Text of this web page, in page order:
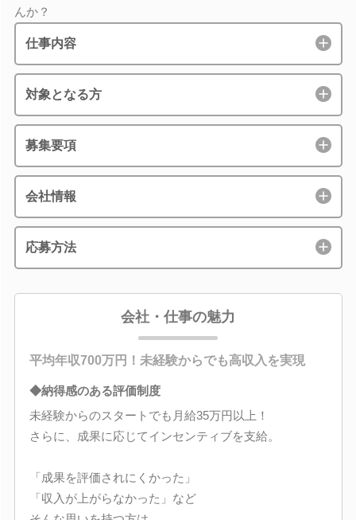
んか？
仕事内容
対象となる方
募集要項
会社情報
応募方法
会社・仕事の魅力
平均年収700万円！未経験からでも高収入を実現
◆納得感のある評価制度
未経験からのスタートでも月給35万円以上！
さらに、成果に応じてインセンティブを支給。
「成果を評価されにくかった」
「収入が上がらなかった」など